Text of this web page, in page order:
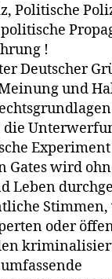
Politische
!
Deutscher
und
Gates wird
Leben
oder